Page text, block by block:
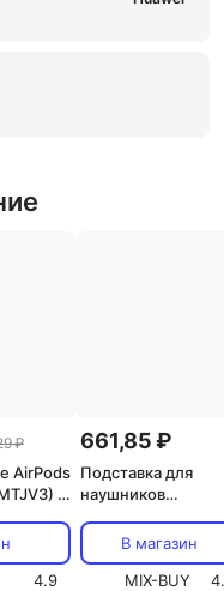
₽
AirPods
R
4.9
661,85 ₽
Подставка для
наушников
REXANT, цена за
В магазин
MIX-BUY